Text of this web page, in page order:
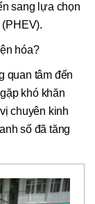
sang lựa chọn
hóa?
quan tâm đến
khó khăn
chuyên kinh
số đã tăng